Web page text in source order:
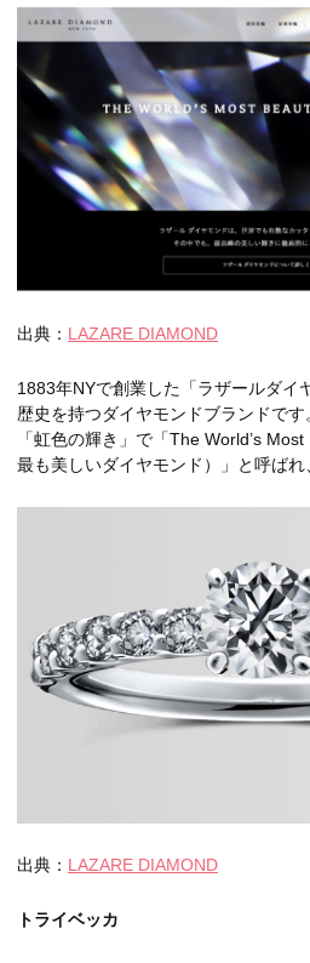
出典： LAZARE DIAMOND
1883年NYで創業した「ラザールダイ
歴史を持つダイヤモンドブランドで
「虹色の輝き」で「The World’s
最も美しいダイヤモンド）」と呼ばれ
出典： LAZARE DIAMOND
トライベッカ